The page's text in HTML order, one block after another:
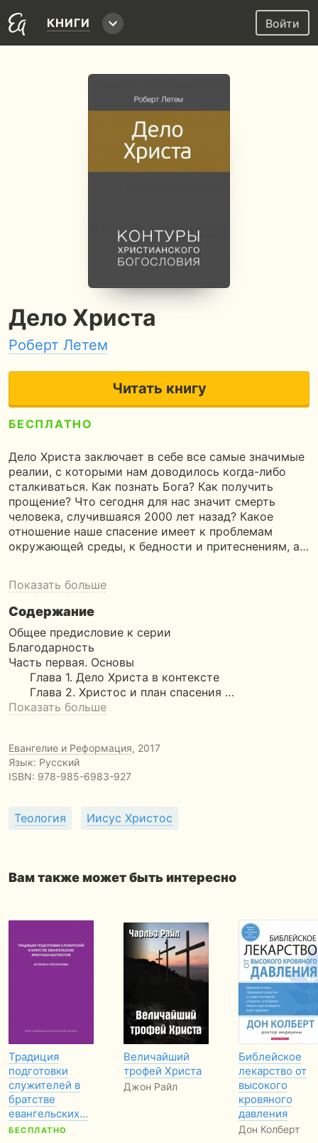
КНИГИ Войти
Дело Христа
Роберт Летем
Читать книгу
БЕСПЛАТНО
Дело Христа заключает в себе все самые значимые
реалии, с которыми нам доводилось когда-либо
сталкиваться. Как познать Бога? Как получить
прощение? Что сегодня для нас значит смерть
человека, случившаяся 2000 лет назад? Какое
отношение наше спасение имеет к проблемам
окружающей среды, к бедности и притеснениям, а…
Показать больше
Содержание
Общее предисловие к серии
Благодарность
Часть первая. Основы
Глава 1. Дело Христа в контексте
Глава 2. Христос и план спасения …
Показать больше
Евангелие и Реформация, 2017
Язык: Русский
ISBN: 978-985-6983-927
Теология Иисус Христос
Вам также может быть интересно
Традиция
подготовки
служителей в
братстве
евангельских…
БЕСПЛАТНО
Величайший
трофей Христа
Джон Райл
Библейское
лекарство от
высокого
кровяного
давления
Дон Колберт